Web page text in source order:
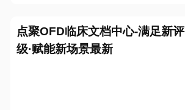
点聚OFD临床文档中心-满足新评
级·赋能新场景最新